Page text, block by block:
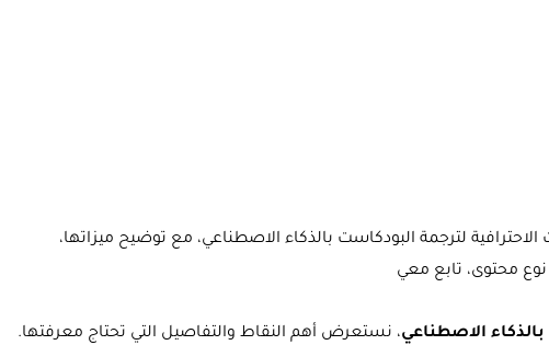
لترجمة البودكاست بالذكاء الاصطناعي، مع توضيح ميزاتها،
نوع محتوى، تابع معي
الاصطناعي، نستعرض أهم النقاط والتفاصيل التي تحتاج معرفتها.